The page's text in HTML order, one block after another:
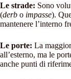
Le strade: Sono
(derb o impasse).
mantenere l’interno
Le porte: La
all’esterno, ma le
anche punti di